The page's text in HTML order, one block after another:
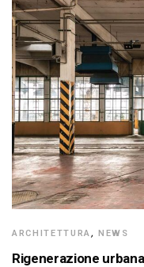
ARCHITETTURA,NEWS
Rigenerazione